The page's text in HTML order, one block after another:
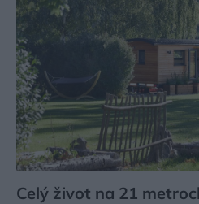
Celý život na 21